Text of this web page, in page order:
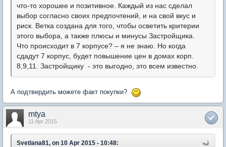
что-то хорошее и позитивное. Каждый из нас сделал
выбор согласно своих предпочтений, и на свой вкус и
риск. Ветка создана для того, чтобы осветить критерии
этого выбора, а также плюсы и минусы Застройщика.
Что происходит в 7 корпусе? – я не знаю. Но когда
сдадут 7 корпус, будет повышение цен в домах корп.
8,9,11. Застройщику - это выгодно, это всем известно.
А подтвердить можете факт покупки?
mtya
11 Apr 2015
Svetlana81, on 10 Apr 2015 - 10:48: